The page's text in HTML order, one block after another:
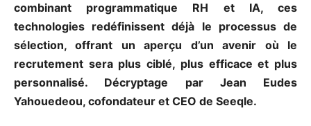
combinant programmatique RH et IA, ces
technologies redéfinissent déjà le processus de
sélection, offrant un aperçu d’un avenir où le
recrutement sera plus ciblé, plus efficace et plus
personnalisé. Décryptage par Jean Eudes
Yahouedeou, cofondateur et CEO de Seeqle.